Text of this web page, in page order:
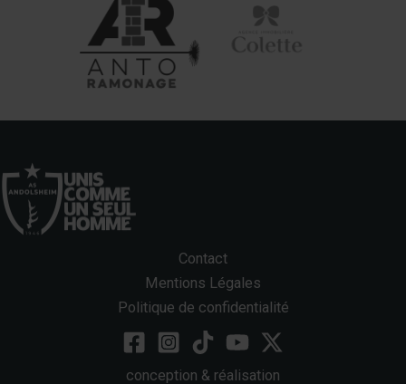
Contact
Mentions Légales
Politique de confidentialité
conception & réalisation